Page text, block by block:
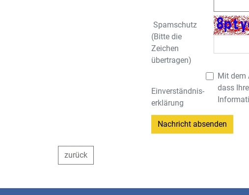
(Bitte die
Zeichen
übertragen)
Einverständnis­
erklärung
Mit dem
dass
Nachricht absenden
zurück